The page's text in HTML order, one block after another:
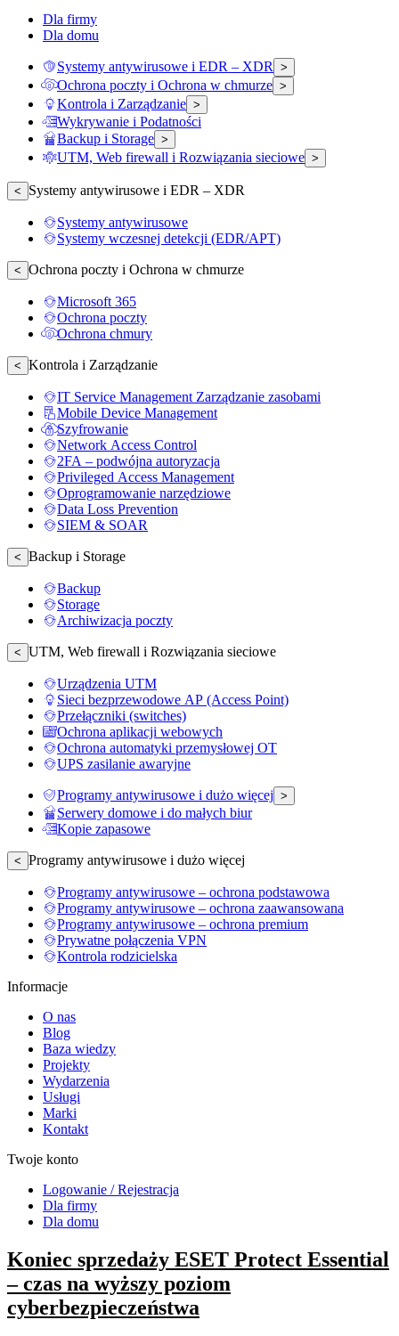
Dla firmy
Dla domu
Systemy antywirusowe i EDR – XDR >
Ochrona poczty i Ochrona w chmurze >
Kontrola i Zarządzanie >
Wykrywanie i Podatności
Backup i Storage >
UTM, Web firewall i Rozwiązania sieciowe >
< Systemy antywirusowe i EDR – XDR
Systemy antywirusowe
Systemy wczesnej detekcji (EDR/APT)
< Ochrona poczty i Ochrona w chmurze
Microsoft 365
Ochrona poczty
Ochrona chmury
< Kontrola i Zarządzanie
IT Service Management Zarządzanie zasobami
Mobile Device Management
Szyfrowanie
Network Access Control
2FA – podwójna autoryzacja
Privileged Access Management
Oprogramowanie narzędziowe
Data Loss Prevention
SIEM & SOAR
< Backup i Storage
Backup
Storage
Archiwizacja poczty
< UTM, Web firewall i Rozwiązania sieciowe
Urządzenia UTM
Sieci bezprzewodowe AP (Access Point)
Przełączniki (switches)
Ochrona aplikacji webowych
Ochrona automatyki przemysłowej OT
UPS zasilanie awaryjne
Programy antywirusowe i dużo więcej >
Serwery domowe i do małych biur
Kopie zapasowe
< Programy antywirusowe i dużo więcej
Programy antywirusowe – ochrona podstawowa
Programy antywirusowe – ochrona zaawansowana
Programy antywirusowe – ochrona premium
Prywatne połączenia VPN
Kontrola rodzicielska
Informacje
O nas
Blog
Baza wiedzy
Projekty
Wydarzenia
Usługi
Marki
Kontakt
Twoje konto
Logowanie / Rejestracja
Dla firmy
Dla domu
Koniec sprzedaży ESET Protect Essential
– czas na wyższy poziom
cyberbezpieczeństwa